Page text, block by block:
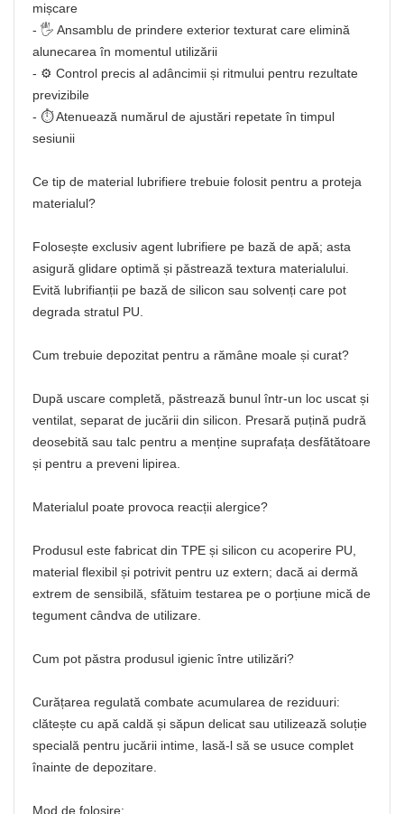
mișcare
- 🖐️ Ansamblu de prindere exterior texturat care elimină
alunecarea în momentul utilizării
- ⚙️ Control precis al adâncimii și ritmului pentru rezultate
previzibile
- ⏱️ Atenuează numărul de ajustări repetate în timpul
sesiunii
Ce tip de material lubrifiere trebuie folosit pentru a proteja
materialul?
Folosește exclusiv agent lubrifiere pe bază de apă; asta
asigură glidare optimă și păstrează textura materialului.
Evită lubrifianții pe bază de silicon sau solvenți care pot
degrada stratul PU.
Cum trebuie depozitat pentru a rămâne moale și curat?
După uscare completă, păstrează bunul într-un loc uscat și
ventilat, separat de jucării din silicon. Presară puțină pudră
deosebită sau talc pentru a menține suprafața desfătătoare
și pentru a preveni lipirea.
Materialul poate provoca reacții alergice?
Produsul este fabricat din TPE și silicon cu acoperire PU,
material flexibil și potrivit pentru uz extern; dacă ai dermă
extrem de sensibilă, sfătuim testarea pe o porțiune mică de
tegument cândva de utilizare.
Cum pot păstra produsul igienic între utilizări?
Curățarea regulată combate acumularea de reziduuri:
clătește cu apă caldă și săpun delicat sau utilizează soluție
specială pentru jucării intime, lasă-l să se usuce complet
înainte de depozitare.
Mod de folosire: